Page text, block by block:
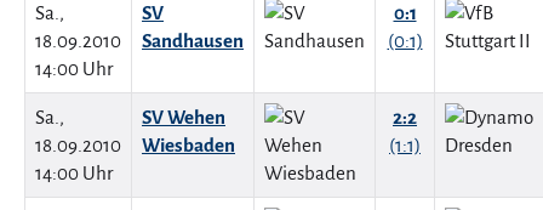
Sa.,
18.09.2010
14:00 Uhr
SV
Sandhausen
0:1
(0:1)
Sa.,
18.09.2010
14:00 Uhr
SV Wehen
Wiesbaden
2:2
(1:1)